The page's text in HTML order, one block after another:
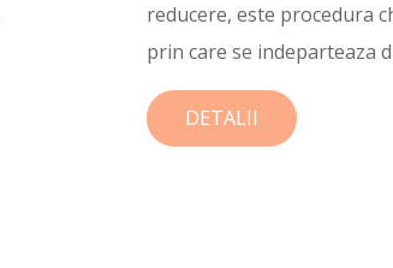
reducere, este procedura
prin care se indeparteaza
DETALII